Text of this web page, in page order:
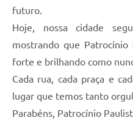
futuro.
Hoje, nossa cidade
mostrando que Patrocínio
forte e brilhando como
Cada rua, cada praça e
lugar que temos tanto
Parabéns, Patrocínio